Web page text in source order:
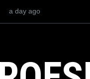
Entrenar a un piloto para
cuesta 2.9 millones de
a day ago